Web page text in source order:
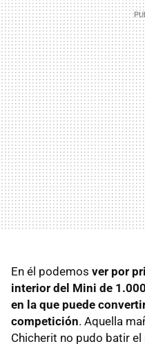
En él podemos ver por
interior del Mini de
en la que puede
competición. Aquella
Chicherit no pudo batir